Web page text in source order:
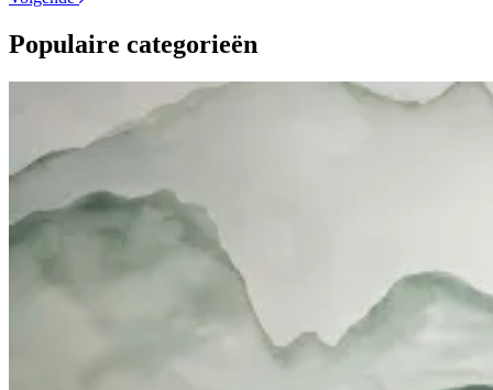
Populaire categorieën